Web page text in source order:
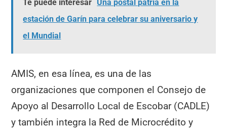
Te puede interesar Una postal patria en la
estación de Garín para celebrar su aniversario y
el Mundial
AMIS, en esa línea, es una de las
organizaciones que componen el Consejo de
Apoyo al Desarrollo Local de Escobar (CADLE)
y también integra la Red de Microcrédito y